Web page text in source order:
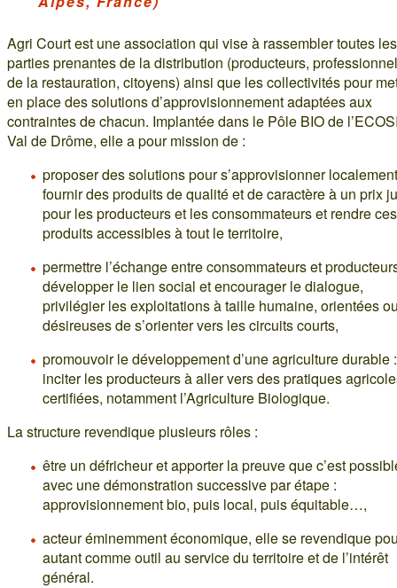
Agri Court est une association qui vise à rassembler toutes les
parties prenantes de la distribution (producteurs,
de la restauration, citoyens) ainsi que les collectivités pour
en place des solutions d’approvisionnement adaptées aux
contraintes de chacun. Implantée dans le Pôle BIO de
Val de Drôme, elle a pour mission de :
proposer des solutions pour s’approvisionner
fournir des produits de qualité et de caractère à un prix
pour les producteurs et les consommateurs et rendre ces
produits accessibles à tout le territoire,
permettre l’échange entre consommateurs et
développer le lien social et encourager le dialogue,
privilégier les exploitations à taille humaine, orientées
désireuses de s’orienter vers les circuits courts,
promouvoir le développement d’une agriculture durable :
inciter les producteurs à aller vers des pratiques
certifiées, notamment l’Agriculture Biologique.
La structure revendique plusieurs rôles :
être un défricheur et apporter la preuve que c’est
avec une démonstration successive par étape :
approvisionnement bio, puis local, puis équitable…,
acteur éminemment économique, elle se revendique
autant comme outil au service du territoire et de l’intérêt
général.